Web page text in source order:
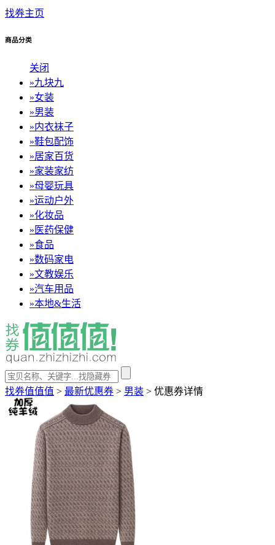
找券主页
商品分类
关闭
»九块九
»女装
»男装
»内衣袜子
»鞋包配饰
»居家百货
»家装家纺
»母婴玩具
»运动户外
»化妆品
» 医药保健
»食品
»数码家电
»文教娱乐
»汽车用品
»本地&生活
找券值值值 > 最新优惠券 > 男装 > 优惠券详情